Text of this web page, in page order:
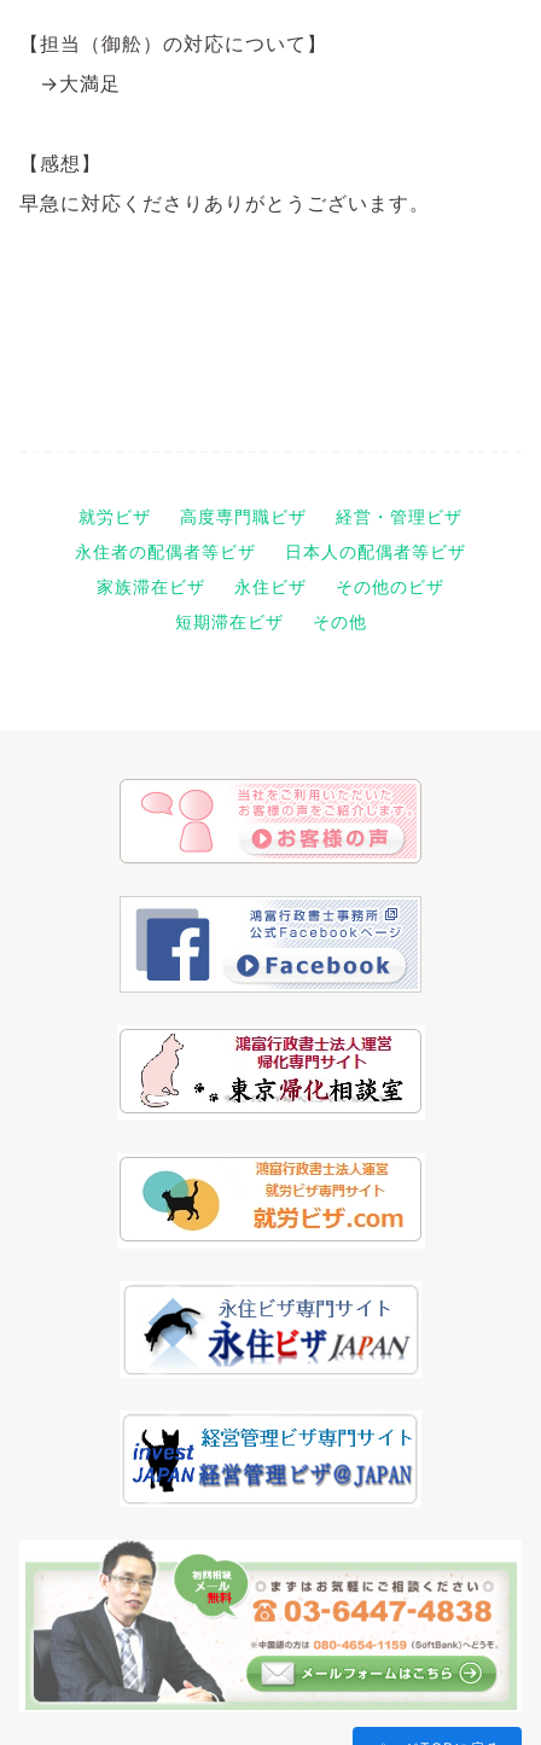
【担当（御舩）の対応について】
→大満足
【感想】
早急に対応くださりありがとうございます。
就労ビザ 高度専門職ビザ
経営・管理ビザ
永住者の配偶者等ビザ
日本人の配偶者等ビザ
家族滞在ビザ
永住ビザ
その他のビザ
短期滞在ビザ
その他